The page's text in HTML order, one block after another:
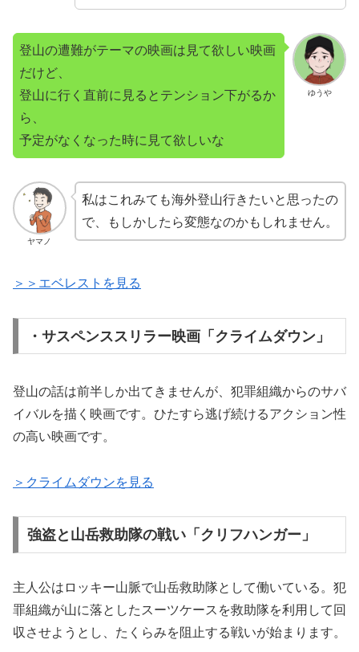
ゆうや
登山の遭難がテーマの映画は見て欲しい映画
だけど、
登山に行く直前に見るとテンション下がるか
ら、
予定がなくなった時に見て欲しいな
ヤマノ
私はこれみても海外登山行きたいと思ったの
で、もしかしたら変態なのかもしれません。
＞＞エベレストを見る
・サスペンススリラー映画「クライムダウン」
登山の話は前半しか出てきませんが、犯罪組織からのサバ
イバルを描く映画です。ひたすら逃げ続けるアクション性
の高い映画です。
＞クライムダウンを見る
強盗と山岳救助隊の戦い「クリフハンガー」
主人公はロッキー山脈で山岳救助隊として働いている。犯
罪組織が山に落としたスーツケースを救助隊を利用して回
収させようとし、たくらみを阻止する戦いが始まります。